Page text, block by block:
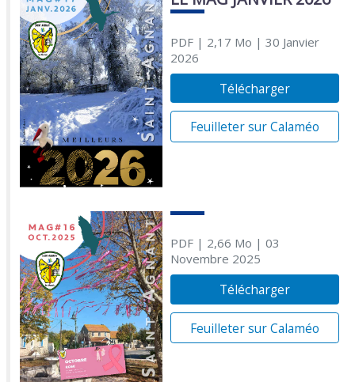
PDF| 2,17 Mo | 30 Janvier
2026
Télécharger
Feuilleter sur Calaméo
PDF| 2,66 Mo | 03
Novembre 2025
Télécharger
Feuilleter sur Calaméo